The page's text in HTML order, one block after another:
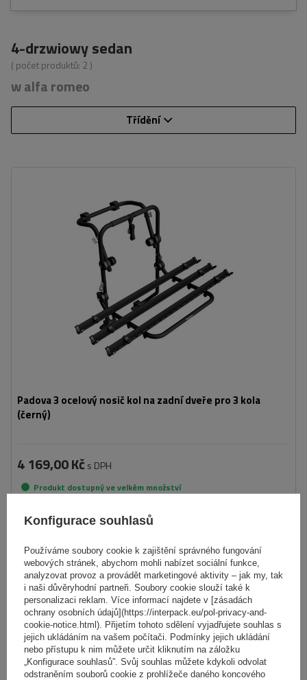
4-drzwiowy sedan
( počet produktů: 2 )
w alfa romeo
Třídění
Padova 3 ocelový nosič kol na zadní dveře pro 3 kola
(černý)
Nosnost nosiče jízdních kol:
45 kg
univerzální montážní systém
kompatibilní se všemi typy karoserií
4 169,00 Kč s DPH
Produkt dostupný ve velkém množství
Přidat
košíku
Počet jízdních kol:
2
Maximální hmotnost jízdního kola:
22,5 kg
Nosnost nosiče jízdních kol:
45 kg
kompatibilní s elektrokoly
hliníková konstrukce
Konfigurace souhlasů
Používáme soubory cookie k zajištění správného fungování
webových stránek, abychom mohli nabízet sociální funkce,
analyzovat provoz a provádět marketingové aktivity – jak my, tak
i naši důvěryhodní partneři. Soubory cookie slouží také k
personalizaci reklam. Více informací najdete v [zásadách
ochrany osobních údajů](https://interpack.eu/pol-privacy-and-
cookie-notice.html). Přijetím tohoto sdělení vyjadřujete souhlas s
jejich ukládáním na vašem počítači. Podmínky jejich ukládání
nebo přístupu k nim můžete určit kliknutím na záložku
„Konfigurace souhlasů”. Svůj souhlas můžete kdykoli odvolat
odstraněním souborů cookie z prohlížeče daného koncového